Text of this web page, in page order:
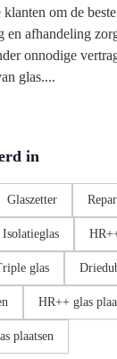
om de
en afhandeling
onnodige
glas....
in
Glaszetter
Isolatieglas
glas
HR++ glas
plaatsen